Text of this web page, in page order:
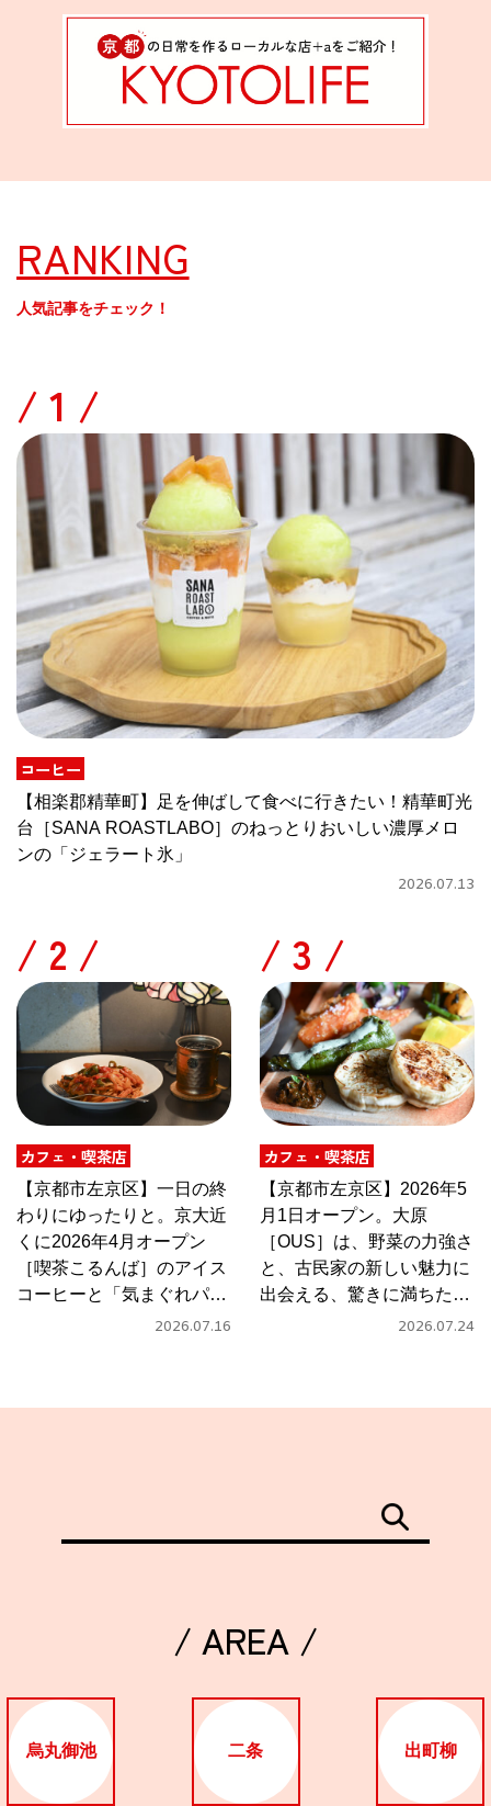
RANKING
人気記事をチェック！
/
コーヒー
【相楽郡精華町】足を伸ばして食べに行きたい！精華町光
台［SANA ROASTLABO］のねっとりおいしい濃厚メロ
ンの「ジェラート氷」
2026.07.13
/
カフェ・喫茶店
【京都市左京区】一日の終
わりにゆったりと。京大近
くに2026年4月オープン
［喫茶こるんば］のアイス
コーヒーと「気まぐれパス
2026.07.16
/
カフェ・喫茶店
【京都市左京区】2026年5
月1日オープン。大原
［OUS］は、野菜の力強さ
と、古民家の新しい魅力に
出会える、驚きに満ちたカ
2026.07.24
/ AREA /
烏丸御池 二条 出町柳